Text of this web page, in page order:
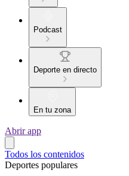
Podcast
Deporte en directo
En tu zona
Abrir app
Todos los contenidos
Deportes populares